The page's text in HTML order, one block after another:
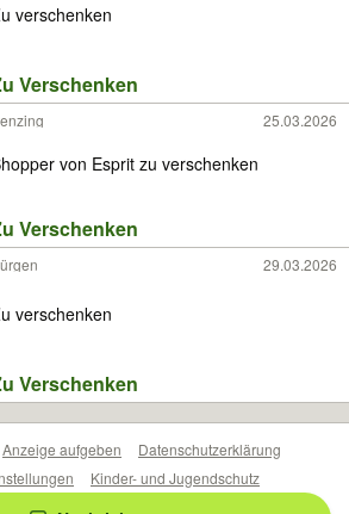
verschenken
Verschenken
25.03.2026
von Esprit zu verschenken
Verschenken
29.03.2026
verschenken
Verschenken
Anzeige aufgeben
Datenschutzerklärung
Kinder- und Jugendschutz